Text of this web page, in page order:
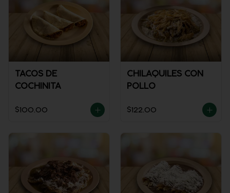
TACOS DE
COCHINITA
$100.00
CHILAQUILES CON
POLLO
$122.00